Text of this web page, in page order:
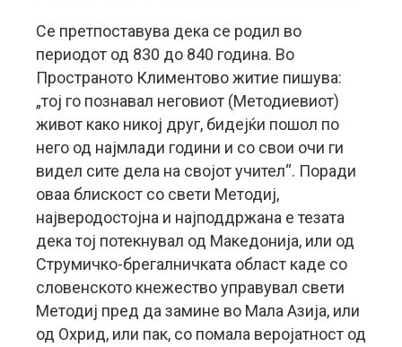
Се претпоставува дека се родил во
периодот од 830 до 840 година. Во
Пространото Климентово житие пишува:
„тој го познавал неговиот (Методиевиот)
живот како никој друг, бидејќи пошол по
него од најмлади години и со свои очи ги
видел сите дела на својот учител“. Поради
оваа блискост со свети Методиј,
најверодостојна и најподдржана е тезата
дека тој потекнувал од Македонија, или од
Струмичко-брегалничката област каде со
словенското кнежество управувал свети
Методиј пред да замине во Мала Азија, или
од Охрид, или пак, со помала веројатност од